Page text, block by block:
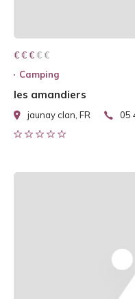
€ € € € €
€ € €
Camping
les amandiers
jaunay clan, FR 05